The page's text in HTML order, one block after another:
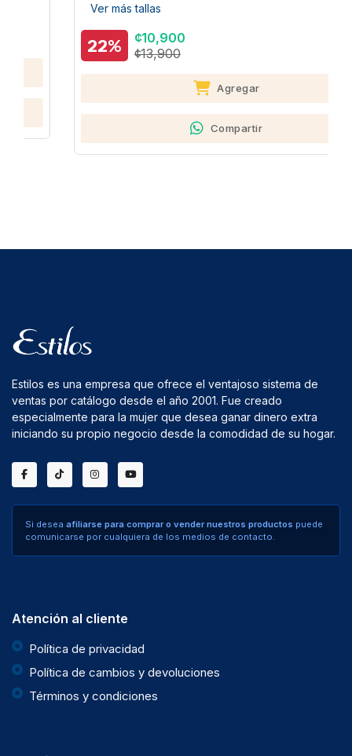
Ver más tallas
¢10,900
¢13,900
Agregar
Compartir
Estilos es una empresa que ofrece el ventajoso sistema de
ventas por catálogo desde el año 2001. Fue creado
especialmente para la mujer que desea ganar dinero extra
iniciando su propio negocio desde la comodidad de su hogar.
Si desea afiliarse para comprar o vender nuestros productos puede
comunicarse por cualquiera de los medios de contacto.
Atención al cliente
Política de privacidad
Política de cambios y devoluciones
Términos y condiciones